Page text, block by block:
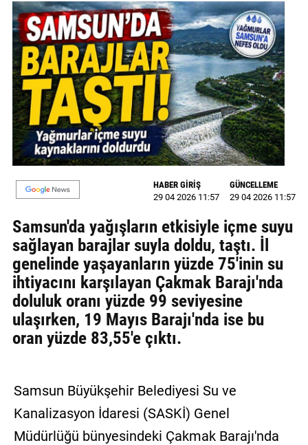
SİYASET
EKONOMİ
DÜNYA
MAGAZİN
GALERİ
VİDEO
YAZARLAR
ULAŞIN
Künye
İletişim
Gizlilik
Politikası
HABER GİRİŞ
29 04 2026 11:57
GÜNCELLEME
29 04 2026 11:57
Samsun'da yağışların etkisiyle içme suyu
sağlayan barajlar suyla doldu, taştı. İl
genelinde yaşayanların yüzde 75'inin su
ihtiyacını karşılayan Çakmak Barajı'nda
doluluk oranı yüzde 99 seviyesine
ulaşırken, 19 Mayıs Barajı'nda ise bu
oran yüzde 83,55'e çıktı.
Samsun Büyükşehir Belediyesi Su ve
Kanalizasyon İdaresi (SASKİ) Genel
Müdürlüğü bünyesindeki Çakmak Barajı'nda